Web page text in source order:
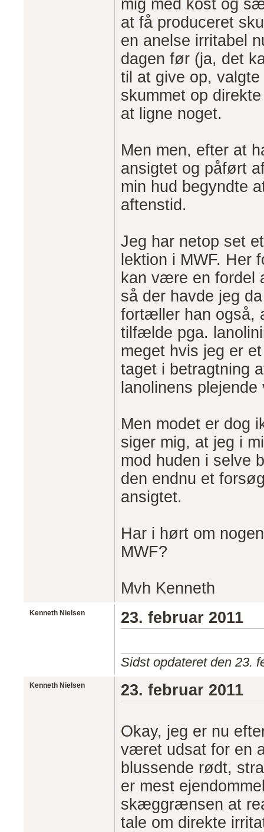
mig med kost og
at få produceret
en anelse irritabel
dagen før (ja, det
til at give op,
skummet op
at ligne noget.
Men men, efter at
ansigtet og påført
min hud begyndte
aftenstid.
Jeg har netop set
lektion i MWF. Her
kan være en fordel
så der havde jeg
fortæller han også,
tilfælde pga.
meget hvis jeg er
taget i betragtning
lanolinens plejende
Men modet er dog
siger mig, at jeg i
mod huden i selve
den endnu et
ansigtet.
Har i hørt om
MWF?
Mvh Kenneth
Kenneth Nielsen 23. februar 2011
Sidst opdateret den 23.
Kenneth Nielsen 23. februar 2011
Okay, jeg er nu
været udsat for en
blussende rødt,
er mest
skæggrænsen at
tale om direkte